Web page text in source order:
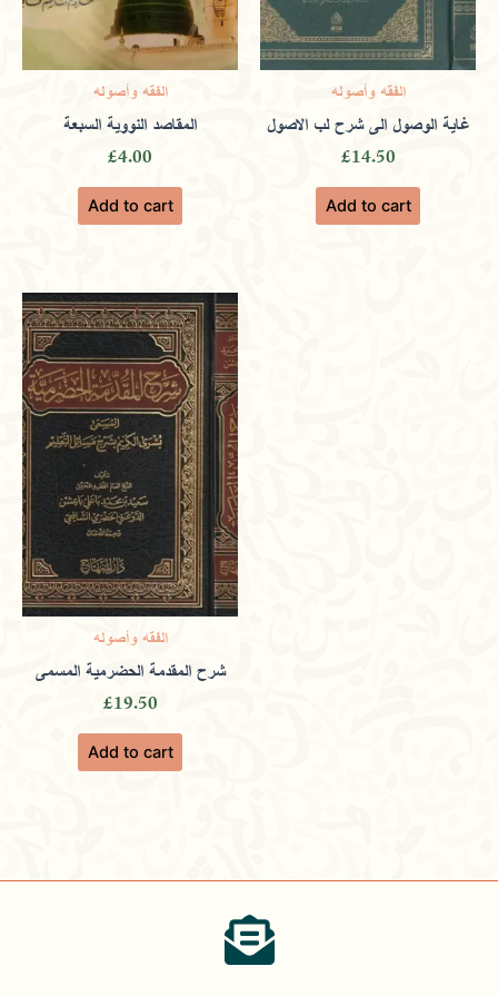
الفقه وأصوله
المقاصد النووية السبعة
£4.00
Add to cart
الفقه وأصوله
غاية الوصول الى شرح لب الاصول
£14.50
Add to cart
الفقه وأصوله
شرح المقدمة الحضرمية المسمى
£19.50
Add to cart